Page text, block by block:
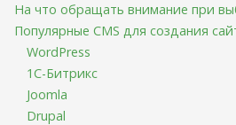
На что обращать внимание при
Популярные CMS для создания
WordPress
1С-Битрикс
Joomla
Drupal